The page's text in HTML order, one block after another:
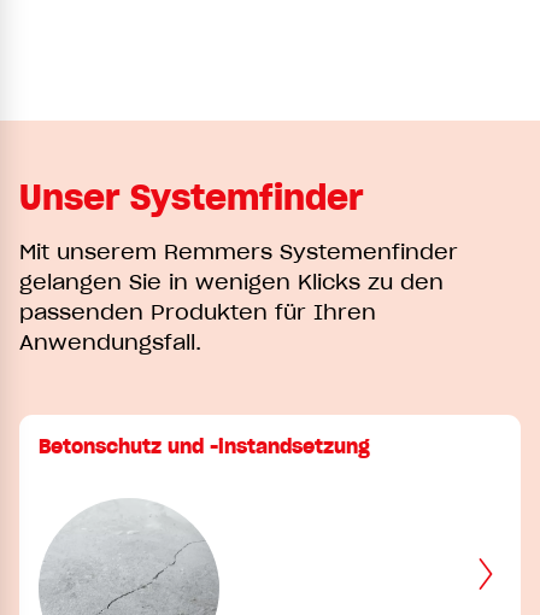
Unser Systemfinder
Mit unserem Remmers Systemenfinder
gelangen Sie in wenigen Klicks zu den
passenden Produkten für Ihren
Anwendungsfall.
Betonschutz und -instandsetzung